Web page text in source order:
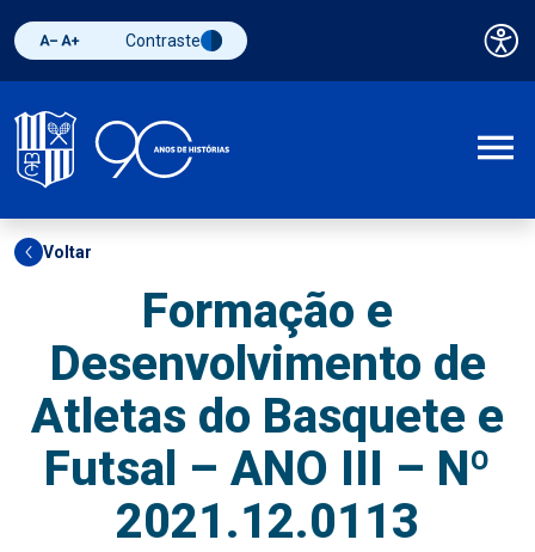
Diminuir fonte
Aumentar fonteAlternar contraste
Contraste
Voltar
Formação e
Desenvolvimento de
Atletas do Basquete e
Futsal – ANO III – Nº
2021.12.0113